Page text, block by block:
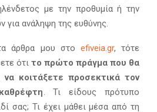
με την προθυμία ή την
για ανάληψη της ευθύνης.
άρθρα μου στο efiveia.gr, τότε
ότι το πρώτο πράγμα που θα
να κοιτάξετε προσεκτικά τον
. Τι είδους πρότυπο
σας; Τι έχει μάθει μέσα από τη